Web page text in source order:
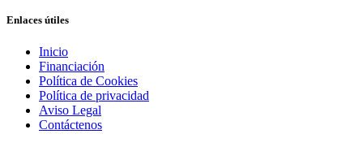
Enlaces útiles
Inicio
Financiación
Política de Cookies
Política de privacidad
Aviso Legal
Contáctenos